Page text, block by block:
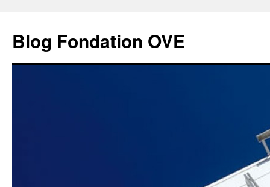
contenu
Blog Fondation OVE